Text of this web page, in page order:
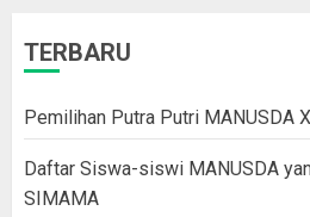
TERBARU
Pemilihan Putra Putri MANUSDA
Daftar Siswa-siswi MANUSDA
SIMAMA